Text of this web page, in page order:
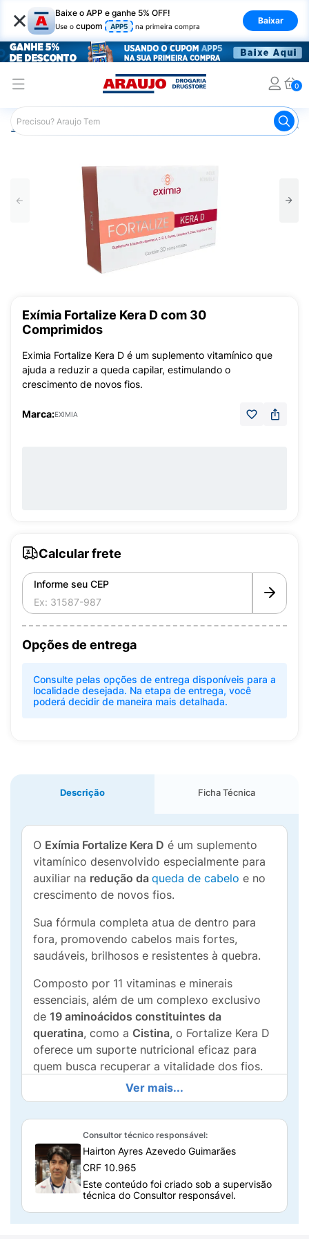
× Baixe o APP e ganhe 5% OFF!
Use o cupom APP5 na primeira compra
Baixar
0
Araujo Dermocosméticos Exímia
Exímia Fortalize Kera D com 30
Comprimidos
Eximia Fortalize Kera D é um suplemento vitamínico que
ajuda a reduzir a queda capilar, estimulando o
crescimento de novos fios.
Marca:EXIMIA
Calcular frete
Informe seu CEP
Opções de entrega
Consulte pelas opções de entrega disponíveis para a
localidade desejada. Na etapa de entrega, você
poderá decidir de maneira mais detalhada.
Descrição Ficha Técnica
O Exímia Fortalize Kera D é um suplemento
vitamínico desenvolvido especialmente para
auxiliar na redução da queda de cabelo e no
crescimento de novos fios.
Sua fórmula completa atua de dentro para
fora, promovendo cabelos mais fortes,
saudáveis, brilhosos e resistentes à quebra.
Composto por 11 vitaminas e minerais
essenciais, além de um complexo exclusivo
de 19 aminoácidos constituintes da
queratina, como a Cistina, o Fortalize Kera D
oferece um suporte nutricional eficaz para
quem busca recuperar a vitalidade dos fios.
Para que serve o Exímia Fortalize Kera
O Exímia Fortalize Kera D serve para
fortalecer os cabelos, reduzir a queda capilar
e estimular o crescimento de novos fios
Ele atua diretamente na raiz, promovendo a
nutrição do bulbo capilar e melhorando a
estrutura do fio desde a fase de crescimento
Ver mais...
Consultor técnico responsável:
Hairton Ayres Azevedo Guimarães
CRF 10.965
Este conteúdo foi criado sob a supervisão
técnica do Consultor responsável.